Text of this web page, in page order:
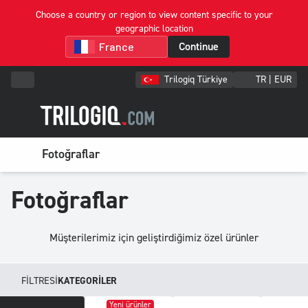
Choose a country or region to view content specific to your
geographic location
Continue
Trilogiq Türkiye TR | EUR
Fotoğraflar
Fotoğraflar
Müşterilerimiz için geliştirdiğimiz özel ürünler
FILTRESIKATEGORILER
Yeni ürünler